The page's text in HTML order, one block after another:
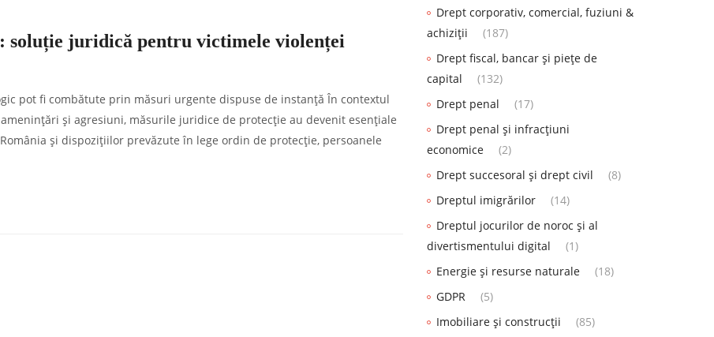
soluție juridică pentru victimele violenței
pot fi combătute prin măsuri urgente dispuse de instanță În contextul
și agresiuni, măsurile juridice de protecție au devenit esențiale
și dispozițiilor prevăzute în lege ordin de protecție, persoanele
Drept corporativ, comercial, fuziuni &
achiziții
(187)
Drept fiscal, bancar și piețe de
capital
(132)
Drept penal
(17)
Drept penal și infracțiuni
economice
(2)
Drept succesoral și drept civil
(8)
Dreptul imigrărilor
(14)
Dreptul jocurilor de noroc și al
divertismentului digital
(1)
Energie și resurse naturale
(18)
GDPR
(5)
Imobiliare și construcții
(85)